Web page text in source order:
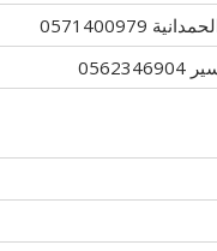
0571400979